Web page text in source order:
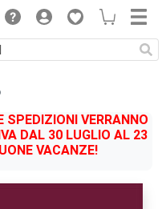
SPEDIZIONI VERRANNO
DAL 30 LUGLIO AL 23
VACANZE!